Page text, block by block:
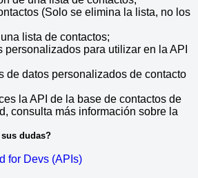
(Solo se elimina la lista, no los
lista de contactos;
personalizados para utilizar en la API
de datos personalizados de contacto
la API de la base de contactos de
consulta más información sobre la
dudas?
for Devs (APIs)